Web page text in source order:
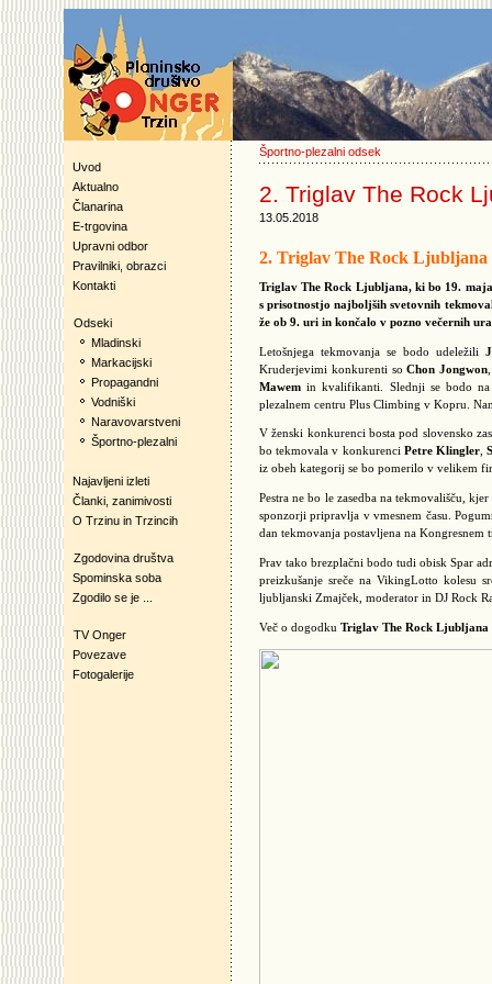
Uvod
Aktualno
Članarina
E-trgovina
Upravni odbor
Pravilniki, obrazci
Kontakti
Odseki
Mladinski
Markacijski
Propagandni
Vodniški
Naravovarstveni
Športno-plezalni
Najavljeni izleti
Članki, zanimivosti
O Trzinu in Trzincih
Zgodovina društva
Spominska soba
Zgodilo se je ...
TV Onger
Povezave
Fotogalerije
Športno-plezalni odsek
2. Triglav The Rock
13.05.2018
2. Triglav The Rock Ljubljana
Triglav The Rock Ljubljana, ki bo 19.
s prisotnostjo najboljših svetovnih
že ob 9. uri in končalo v pozno večernih
Letošnjega tekmovanja se bodo udeležili
Kruderjevimi konkurenti soChon Jongwon
Mawem in kvalifikanti. Slednji se bodo
plezalnem centru Plus Climbing v Kopru.
V ženski konkurenci bosta pod slovensko
bo tekmovala v konkurenci Petre Klingler,
iz obeh kategorij se bo pomerilo v velikem
Pestra ne bo le zasedba na tekmovališču,
sponzorji pripravlja v vmesnem času.
dan tekmovanja postavljena na Kongresnem
Prav tako brezplačni bodo tudi obisk Spar
preizkušanje sreče na VikingLotto kolesu
ljubljanski Zmajček, moderator in DJ Rock
Več o dogodku Triglav The Rock Ljubljana